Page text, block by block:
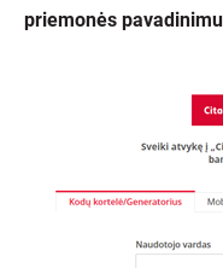
priemonės